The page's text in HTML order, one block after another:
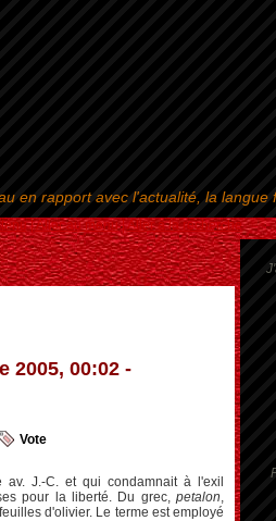
|Aller au menu|Aller à la recherche
2005, 00:02 -
Vote
J.-C. et qui condamnait à l'exil
pour la liberté. Du grec, petalon,
d'olivier. Le terme est employé
en rapport avec l'actualité, la